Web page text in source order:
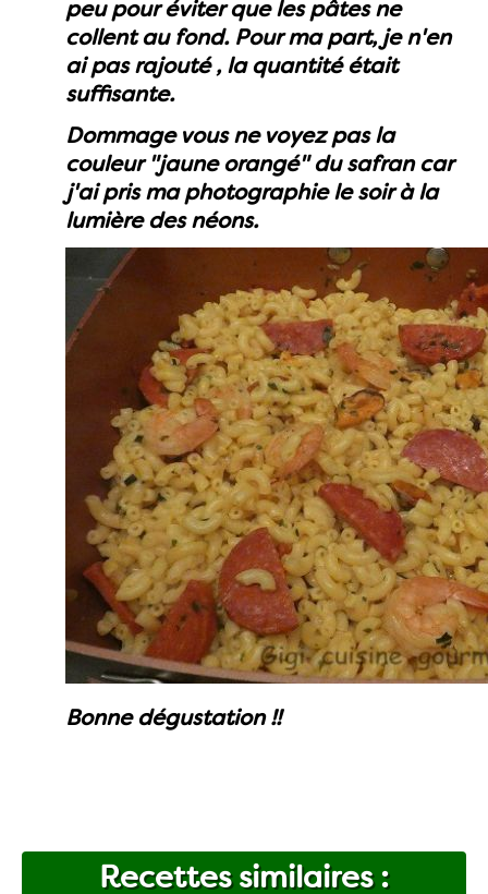
peu pour éviter que les pâtes ne
collent au fond. Pour ma part, je n'en
ai pas rajouté , la quantité était
suffisante.
Dommage vous ne voyez pas la
couleur "jaune orangé" du safran car
j'ai pris ma photographie le soir à la
lumière des néons.
Bonne dégustation !!
Recettes similaires :